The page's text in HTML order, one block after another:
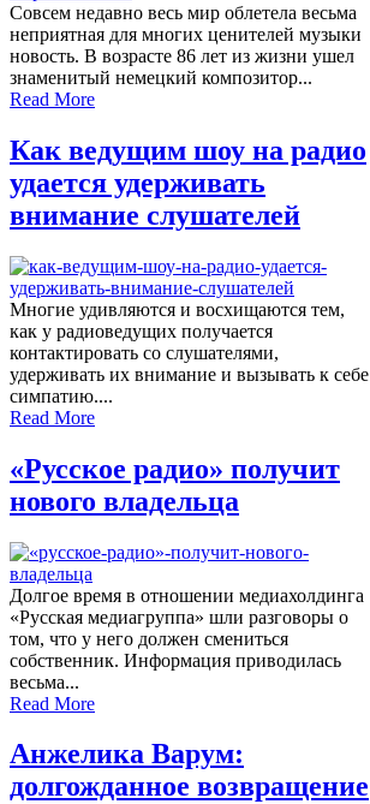
Совсем недавно весь мир облетела весьма
неприятная для многих ценителей музыки
новость. В возрасте 86 лет из жизни ушел
знаменитый немецкий композитор...
Read More
Как ведущим шоу на радио
удается удерживать
внимание слушателей
Многие удивляются и восхищаются тем,
как у радиоведущих получается
контактировать со слушателями,
удерживать их внимание и вызывать к себе
симпатию....
Read More
«Русское радио» получит
нового владельца
Долгое время в отношении медиахолдинга
«Русская медиагруппа» шли разговоры о
том, что у него должен смениться
собственник. Информация приводилась
весьма...
Read More
Анжелика Варум:
долгожданное возвращение